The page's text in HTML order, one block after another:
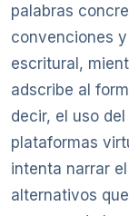
palabras
convenciones
escritural,
adscribe al
decir, el uso
plataformas
intenta narrar
alternativos